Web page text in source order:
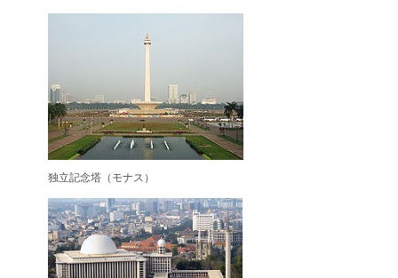
独立記念塔（モナス）